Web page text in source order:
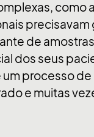
como
precisavam
de
dos seus
processo
e muitas